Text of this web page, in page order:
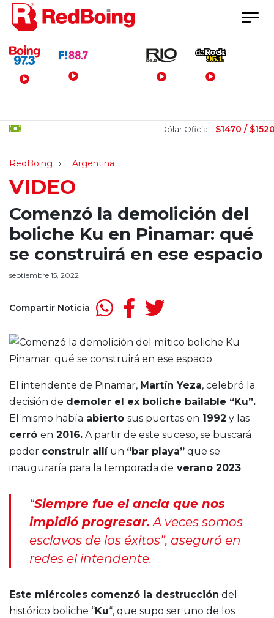
Menú Principal
Dólar Oficial: $1470 / $1520
RedBoing Argentina
VIDEO
Comenzó la demolición del
boliche Ku en Pinamar: qué
se construirá en ese espacio
septiembre 15, 2022
Compartir Noticia
El intendente de Pinamar, Martín Yeza, celebró la
decisión de demoler el ex boliche bailable “Ku”.
El mismo había abierto sus puertas en 1992 y las
cerró en 2016. A partir de este suceso, se buscará
poder construir allíun “bar playa” que se
inauguraría para la temporada de verano 2023.
“Siempre fue el ancla que nos
impidió progresar. A veces somos
esclavos de los éxitos”, aseguró en
redes el intendente.
Este miércoles comenzó la destrucción del
histórico boliche “Ku“, que supo ser uno de los